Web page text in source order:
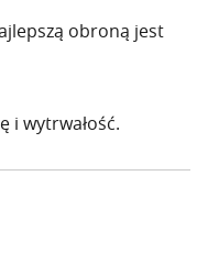
obroną jest
i wytrwałość.